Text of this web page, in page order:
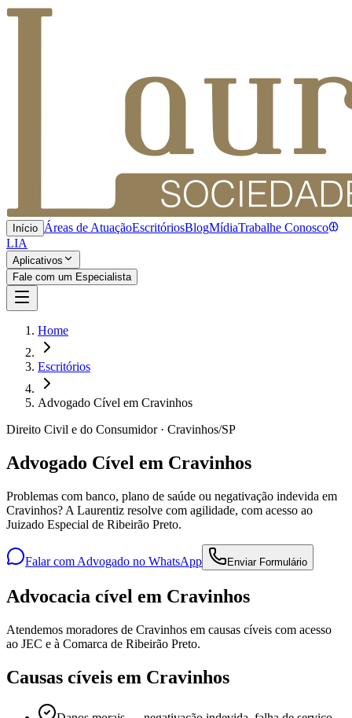
Início Áreas de AtuaçãoEscritóriosBlogMídiaTrabalhe Conosco
LIA
Aplicativos
Fale com um Especialista
Home
Escritórios
Advogado Cível em Cravinhos
Direito Civil e do Consumidor · Cravinhos/SP
Advogado Cível em Cravinhos
Problemas com banco, plano de saúde ou negativação indevida em
Cravinhos? A Laurentiz resolve com agilidade, com acesso ao
Juizado Especial de Ribeirão Preto.
Falar com Advogado no WhatsApp Enviar Formulário
Advocacia cível em Cravinhos
Atendemos moradores de Cravinhos em causas cíveis com acesso
ao JEC e à Comarca de Ribeirão Preto.
Causas cíveis em Cravinhos